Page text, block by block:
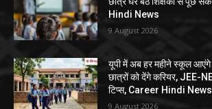
Hindi News
9 August 2026
यूपी में अब हर महीने स्कूल
छात्रों को देंगे करियर, JEE-
टिप्स, Career Hindi News
9 August 2026